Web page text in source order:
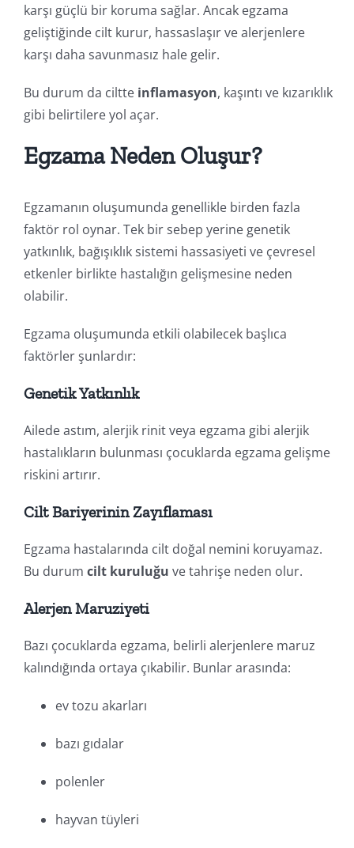
karşı güçlü bir koruma sağlar. Ancak egzama
geliştiğinde cilt kurur, hassaslaşır ve alerjenlere
karşı daha savunmasız hale gelir.
Bu durum da ciltte inflamasyon, kaşıntı ve kızarıklık
gibi belirtilere yol açar.
Egzama Neden Oluşur?
Egzamanın oluşumunda genellikle birden fazla
faktör rol oynar. Tek bir sebep yerine genetik
yatkınlık, bağışıklık sistemi hassasiyeti ve çevresel
etkenler birlikte hastalığın gelişmesine neden
olabilir.
Egzama oluşumunda etkili olabilecek başlıca
faktörler şunlardır:
Genetik Yatkınlık
Ailede astım, alerjik rinit veya egzama gibi alerjik
hastalıkların bulunması çocuklarda egzama gelişme
riskini artırır.
Cilt Bariyerinin Zayıflaması
Egzama hastalarında cilt doğal nemini koruyamaz.
Bu durum cilt kuruluğu ve tahrişe neden olur.
Alerjen Maruziyeti
Bazı çocuklarda egzama, belirli alerjenlere maruz
kalındığında ortaya çıkabilir. Bunlar arasında:
ev tozu akarları
bazı gıdalar
polenler
hayvan tüyleri